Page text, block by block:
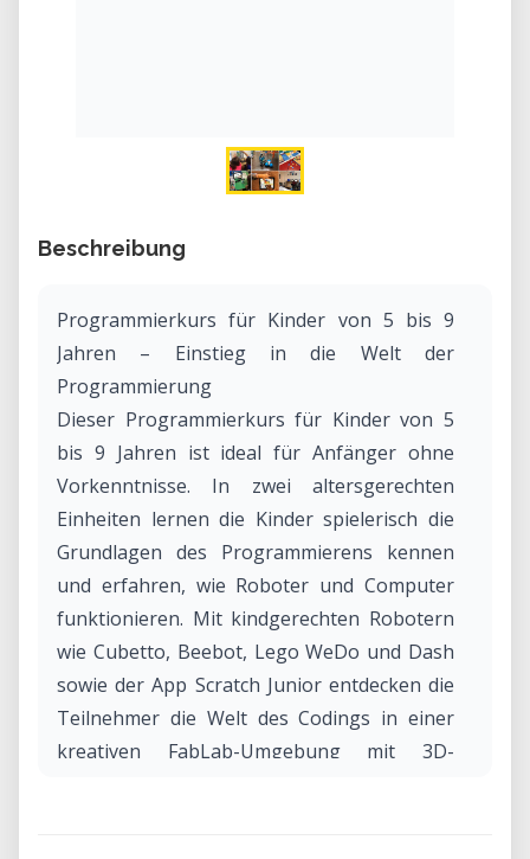
Beschreibung
Programmierkurs für Kinder von 5 bis 9
Jahren – Einstieg in die Welt der
Programmierung
Dieser Programmierkurs für Kinder von 5
bis 9 Jahren ist ideal für Anfänger ohne
Vorkenntnisse. In zwei altersgerechten
Einheiten lernen die Kinder spielerisch die
Grundlagen des Programmierens kennen
und erfahren, wie Roboter und Computer
funktionieren. Mit kindgerechten Robotern
wie Cubetto, Beebot, Lego WeDo und Dash
sowie der App Scratch Junior entdecken die
Teilnehmer die Welt des Codings in einer
kreativen FabLab-Umgebung mit 3D-